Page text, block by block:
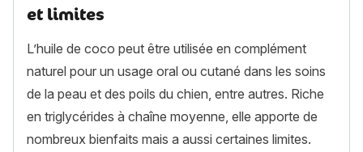
et limites
L’huile de coco peut être utilisée en complément
naturel pour un usage oral ou cutané dans les soins
de la peau et des poils du chien, entre autres. Riche
en triglycérides à chaîne moyenne, elle apporte de
nombreux bienfaits mais a aussi certaines limites.